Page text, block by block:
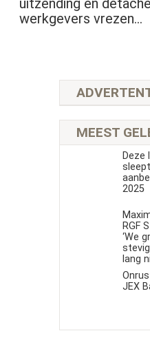
uitzending en
werkgevers vrezen...
MEEST
Deze
2025
RGF
‘We
lang
JEX